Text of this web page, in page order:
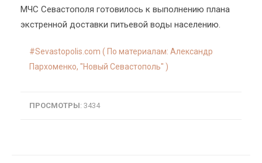
МЧС Севастополя готовилось к выполнению плана
экстренной доставки питьевой воды населению.
Sevastopolis.com ( По материалам: Александр
Пархоменко, "Новый Севастополь" )
ПРОСМОТРЫ: 3434